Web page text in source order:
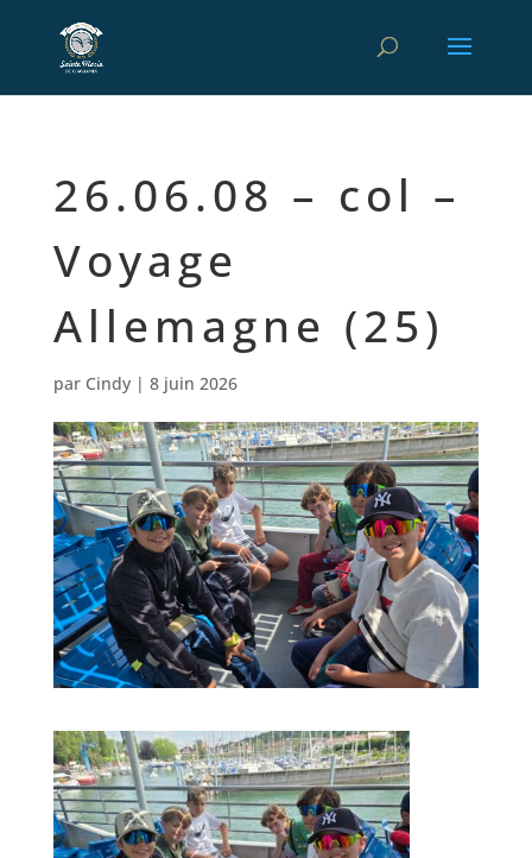
26.06.08 – col –
Voyage
Allemagne (25)
par Cindy| 8 juin 2026